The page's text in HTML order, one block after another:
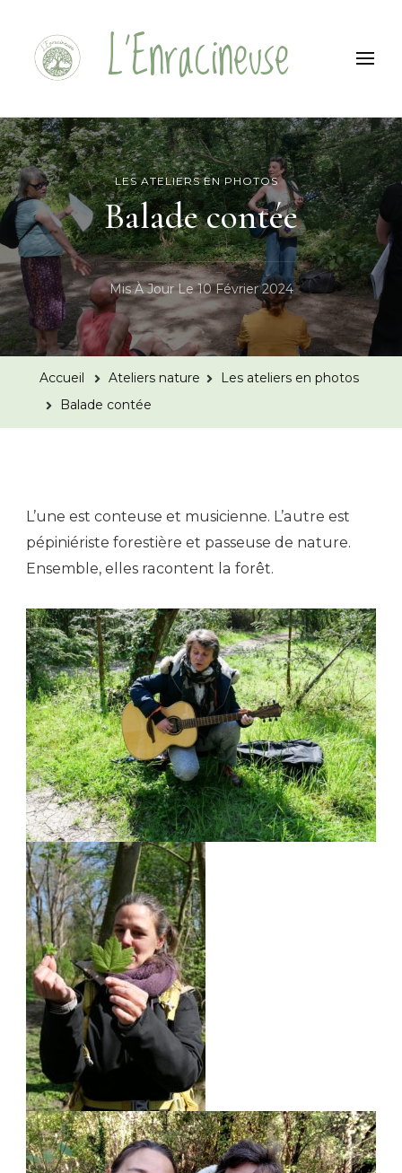
L'Enracineuse
LES ATELIERS EN PHOTOS
Balade contée
Mis À Jour Le10 Février 2024
Accueil Ateliers nature
Les ateliers en photos
Balade contée
L’une est conteuse et musicienne. L’autre est
pépiniériste forestière et passeuse de nature.
Ensemble, elles racontent la forêt.